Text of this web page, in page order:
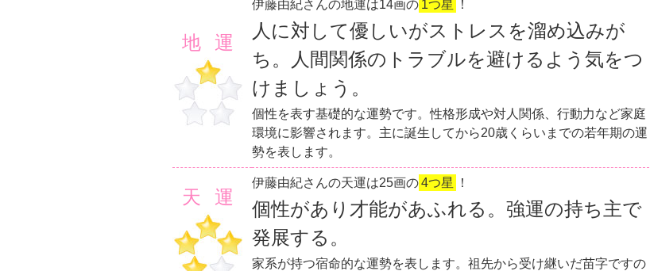
地運
伊藤由紀さんの地運は14画の 1つ星 ！
人に対して優しいがストレスを溜め込みが
ち。人間関係のトラブルを避けるよう気をつ
けましょう。
個性を表す基礎的な運勢です。性格形成や対人関係、行動力など家庭
環境に影響されます。主に誕生してから20歳くらいまでの若年期の運
勢を表します。
天運
伊藤由紀さんの天運は25画の4つ星 ！
個性があり才能があふれる。強運の持ち主で
発展する。
家系が持つ宿命的な運勢を表します。祖先から受け継いだ苗字ですの